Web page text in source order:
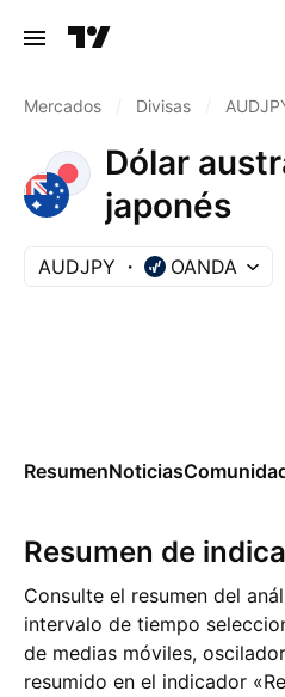
Mercados Divisas
Dólar
japonés
AUDJPY OANDA
ResumenNoticias
Resumen de
Consulte el resumen del
intervalo de tiempo
de medias móviles,
resumido en el indicador